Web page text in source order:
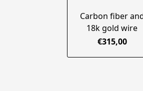
Carbon fiber
18k gold wire
€315,00